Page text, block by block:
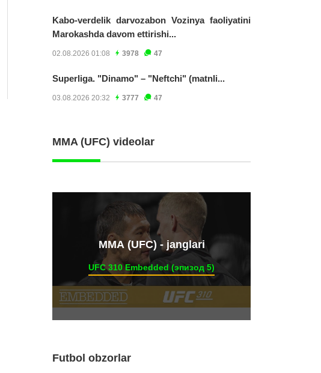
Kabo-verdelik darvozabon Vozinya faoliyatini
Marokashda davom ettirishi...
02.08.2026 01:08 3978 47
Superliga. "Dinamo" – "Neftchi" (matnli...
03.08.2026 20:32 3777 47
MMA (UFC) videolar
ММА (UFC) - janglari
UFC 310 Embedded (эпизод 5)
Futbol obzorlar